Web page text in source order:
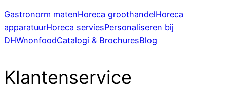
Gastronorm matenHoreca groothandelHoreca
apparatuurHoreca serviesPersonaliseren bij
DHWnonfoodCatalogi & BrochuresBlog
Klantenservice